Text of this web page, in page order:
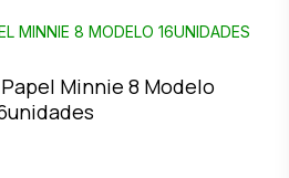
Minnie 8 Modelo